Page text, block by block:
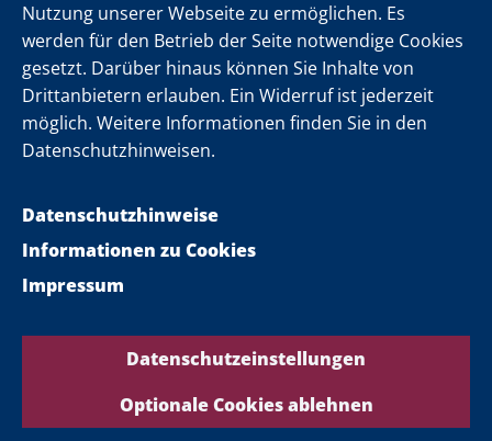
Nutzung unserer Webseite zu ermöglichen. Es
werden für den Betrieb der Seite notwendige Cookies
gesetzt. Darüber hinaus können Sie Inhalte von
Drittanbietern erlauben. Ein Widerruf ist jederzeit
möglich. Weitere Informationen finden Sie in den
Datenschutzhinweisen.
Datenschutzhinweise
Impressum
Informationen zu Cookies
Datenschutzeinstellungen
Optionale Cookies ablehnen
Folgen Sie uns